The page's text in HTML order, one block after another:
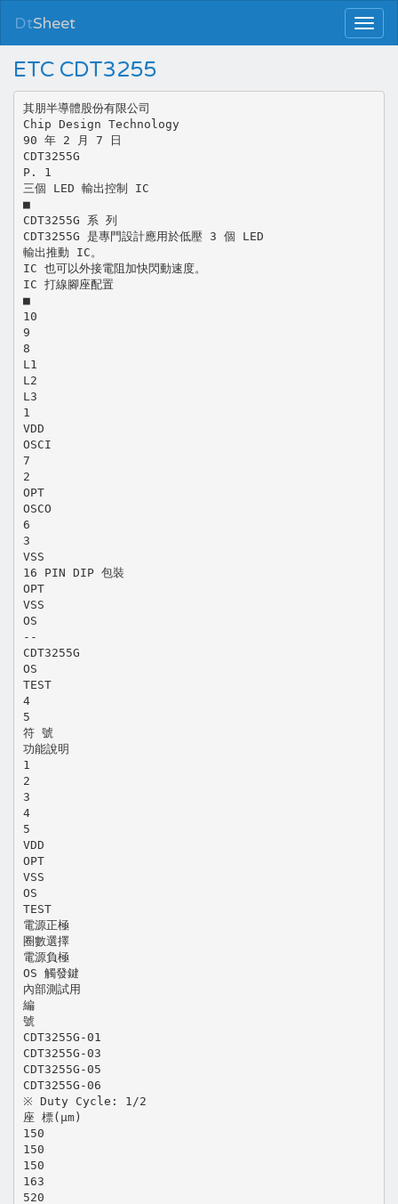
DtSheet
ETC CDT3255
其朋半導體股份有限公司
Chip Design Technology
90 年 2 月 7 日
CDT3255G
P. 1
三個 LED 輸出控制 IC
■
CDT3255G 系 列
CDT3255G 是專門設計應用於低壓 3 個 LED
輸出推動 IC。
IC 也可以外接電阻加快閃動速度。
IC 打線腳座配置
■
10
9
8
L1
L2
L3
1
VDD
OSCI
7
2
OPT
OSCO
6
3
VSS
16 PIN DIP 包裝
OPT
VSS
OS
--
CDT3255G
OS
TEST
4
5
符 號
功能說明
1
2
3
4
5
VDD
OPT
VSS
OS
TEST
電源正極
圈數選擇
電源負極
OS 觸發鍵
內部測試用
編
號
CDT3255G-01
CDT3255G-03
CDT3255G-05
CDT3255G-06
※ Duty Cycle: 1/2
座 標(μm)
150
150
150
163
520